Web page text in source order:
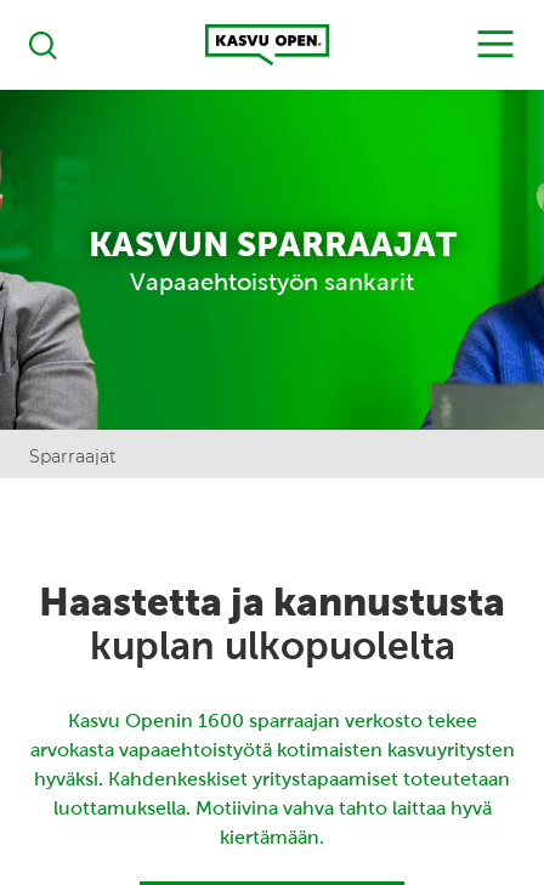
Haku
Kasvu Open
MENU
KASVUN SPARRAAJAT
Vapaaehtoistyön sankarit
Sparraajat
Haastetta ja kannustusta
kuplan ulkopuolelta
Kasvu Openin 1600 sparraajan verkosto tekee
arvokasta vapaaehtoistyötä kotimaisten kasvuyritysten
hyväksi. Kahdenkeskiset yritystapaamiset toteutetaan
luottamuksella. Motiivina vahva tahto laittaa hyvä
kiertämään.